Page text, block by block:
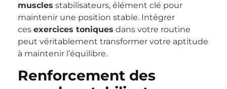
muscles stabilisateurs, élément clé pour
maintenir une position stable. Intégrer
ces exercices toniques dans votre routine
peut véritablement transformer votre aptitude
à maintenir l’équilibre.
Renforcement des